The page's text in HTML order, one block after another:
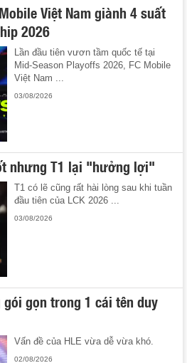
Việt Nam giành 4 suất
2026
Lần đầu tiên vươn tầm quốc tế tại
Mid-Season Playoffs 2026, FC Mobile
Việt Nam ...
03/08/2026
nhưng T1 lại "hưởng lợi"
T1 có lẽ cũng rất hài lòng sau khi tuần
đầu tiên của LCK 2026 ...
03/08/2026
gói gọn trong 1 cái tên duy
Vấn đề của HLE vừa dễ vừa khó.
02/08/2026